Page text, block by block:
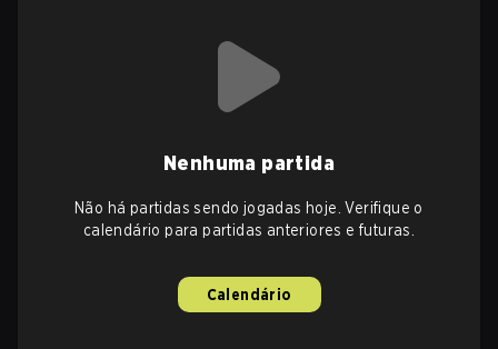
Nenhuma partida
Não há partidas sendo jogadas hoje. Verifique o
calendário para partidas anteriores e futuras.
Calendário